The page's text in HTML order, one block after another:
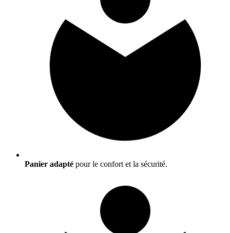
Panier adapté pour le confort et la sécurité.